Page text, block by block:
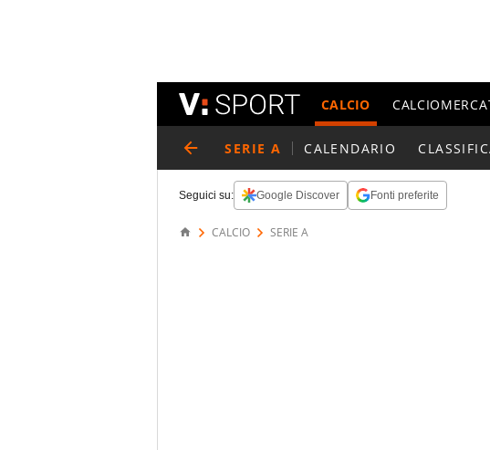
CALCIO
SERIE A CALENDARIO
Seguici su: Google Discover Fonti preferite
CALCIO SERIE A